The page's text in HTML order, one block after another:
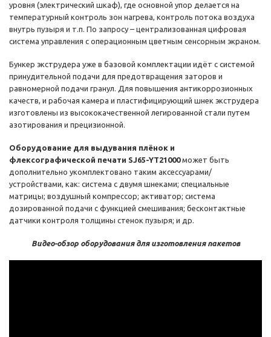
уровня (электрический шкаф), где основной упор делается на
температурный контроль зон нагрева, контроль потока воздуха
внутрь пузыря и т.п. По запросу – централизованная цифровая
система управления с операционным цветным сенсорным экраном.
Бункер экструдера уже в базовой комплектации идёт с системой
принудительной подачи для предотвращения заторов и
равномерной подачи гранул. Для повышения антикоррозионных
качеств, и рабочая камера и пластифицирующий шнек экструдера
изготовлены из высококачественной легированной стали путем
азотирования и прецизионной.
Оборудование для выдувания плёнок и
флексографической печати SJ65-YT21000может быть
дополнительно укомплектовано таким аксессуарами/
устройствами, как: система с двумя шнеками; специальные
матрицы; воздушный компрессор; активатор; система
дозированной подачи с функцией смешивания; бесконтактные
датчики контроля толщины стенок пузыря; и др.
Видео-обзор оборудования для изготовления пакетов